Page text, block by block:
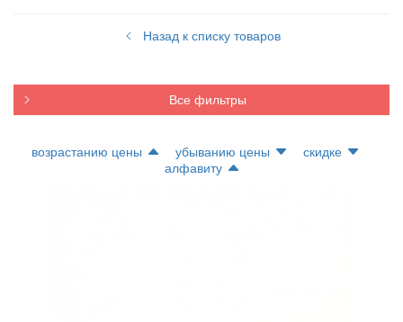
Назад к списку товаров
Все фильтры
возрастанию цены убыванию цены
скидке
алфавиту